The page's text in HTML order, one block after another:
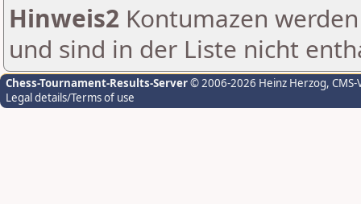
Hinweis2 Kontumazen
und sind in der Liste nicht
Chess-Tournament-Results-Server© 2006-2026 Heinz Herzog,
Legal details/Terms of use